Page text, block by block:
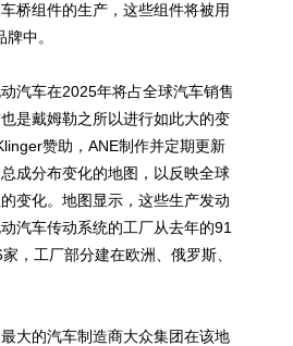
桥组件的生产，这些组件将被用
中。
车在2025年将占全球汽车销售
是戴姆勒之所以进行如此大的变
赞助，ANE制作并定期更新
成分布变化的地图，以反映全球
变化。地图显示，这些生产发动
汽车传动系统的工厂从去年的91
，工厂部分建在欧洲、俄罗斯、
的汽车制造商大众集团在该地